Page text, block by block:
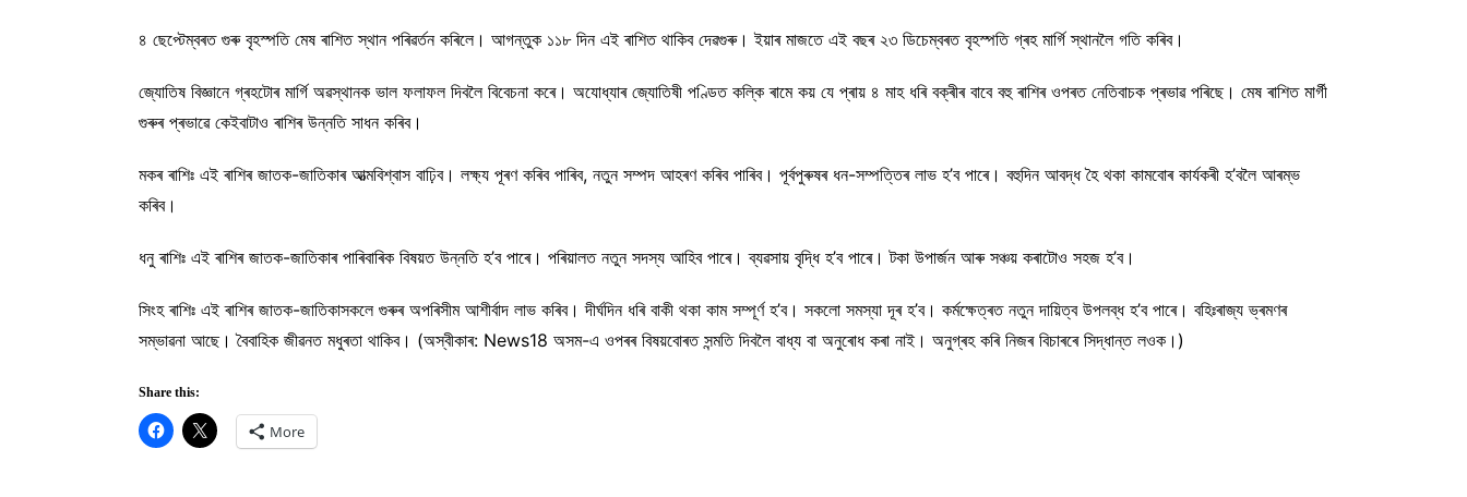
৪ ছেপ্টেম্বৰত গুৰু বৃহস্পতি মেষ ৰাশিত স্থান পৰিৱৰ্তন কৰিলে। আগন্তুক ১১৮ দিন এই ৰাশিত থাকিব দেৱগুৰু। ইয়াৰ মাজতে এই বছৰ ২৩ ডিচেম্বৰত বৃহস্পতি গ্ৰহ মাৰ্গি স্থানলৈ গতি কৰিব।
জ্যোতিষ বিজ্ঞানে গ্ৰহটোৰ মাৰ্গি অৱস্থানক ভাল ফলাফল দিবলৈ বিবেচনা কৰে। অযোধ্যাৰ জ্যোতিষী পণ্ডিত কল্কি ৰামে কয় যে প্ৰায় ৪ মাহ ধৰি বক্ৰীৰ বাবে বহু ৰাশিৰ ওপৰত নেতিবাচক প্ৰভাৱ পৰিছে। মেষ ৰাশিত মাৰ্গী
গুৰুৰ প্ৰভাৱে কেইবাটাও ৰাশিৰ উন্নতি সাধন কৰিব।
মকৰ ৰাশিঃ এই ৰাশিৰ জাতক-জাতিকাৰ আত্মবিশ্বাস বাঢ়িব। লক্ষ্য পূৰণ কৰিব পাৰিব, নতুন সম্পদ আহৰণ কৰিব পাৰিব। পূৰ্বপুৰুষৰ ধন-সম্পত্তিৰ লাভ হ’ব পাৰে। বহুদিন আবদ্ধ হৈ থকা কামবোৰ কাৰ্যকৰী হ’বলৈ আৰম্ভ
কৰিব।
ধনু ৰাশিঃ এই ৰাশিৰ জাতক-জাতিকাৰ পাৰিবাৰিক বিষয়ত উন্নতি হ’ব পাৰে। পৰিয়ালত নতুন সদস্য আহিব পাৰে। ব্যৱসায় বৃদ্ধি হ’ব পাৰে। টকা উপাৰ্জন আৰু সঞ্চয় কৰাটোও সহজ হ’ব।
সিংহ ৰাশিঃ এই ৰাশিৰ জাতক-জাতিকাসকলে গুৰুৰ অপৰিসীম আশীৰ্বাদ লাভ কৰিব। দীৰ্ঘদিন ধৰি বাকী থকা কাম সম্পূৰ্ণ হ’ব। সকলো সমস্যা দূৰ হ’ব। কৰ্মক্ষেত্ৰত নতুন দায়িত্ব উপলব্ধ হ’ব পাৰে। বহিঃৰাজ্য ভ্ৰমণৰ
সম্ভাৱনা আছে। বৈবাহিক জীৱনত মধুৰতা থাকিব। (অস্বীকাৰ: News18 অসম-এ ওপৰৰ বিষয়বোৰত সন্মতি দিবলৈ বাধ্য বা অনুৰোধ কৰা নাই। অনুগ্ৰহ কৰি নিজৰ বিচাৰৰে সিদ্ধান্ত লওক।)
Share this:
More